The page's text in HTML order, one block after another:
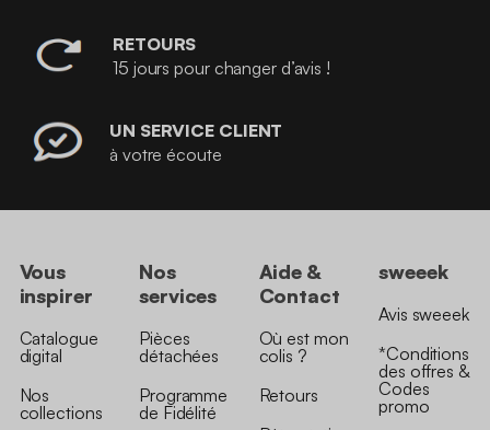
RETOURS
15 jours pour changer d’avis !
UN SERVICE CLIENT
à votre écoute
Vous
inspirer
Catalogue
digital
Nos
collections
Nos
services
Pièces
détachées
Programme
de Fidélité
Aide &
Contact
Où est mon
colis ?
Retours
sweeek
Avis sweeek
*Conditions
des offres &
Codes
promo